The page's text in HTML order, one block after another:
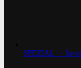
SPEZIAL —